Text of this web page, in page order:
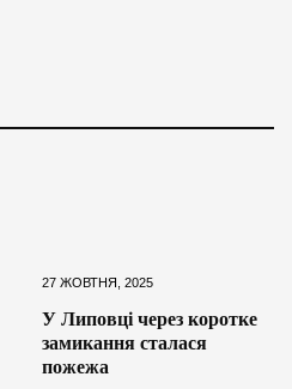
27 ЖОВТНЯ, 2025
У Липовці через коротке
замикання сталася
пожежа